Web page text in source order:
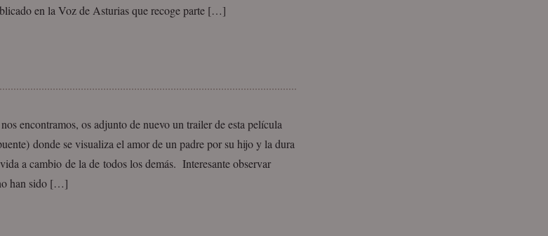
en la Voz de Asturias que recoge parte […]
encontramos, os adjunto de nuevo un trailer de esta película
donde se visualiza el amor de un padre por su hijo y la dura
a cambio de la de todos los demás. Interesante observar
han sido […]